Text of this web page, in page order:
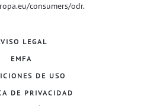
consumers/odr.
LEGAL
EMFA
DE USO
DE PRIVACIDAD